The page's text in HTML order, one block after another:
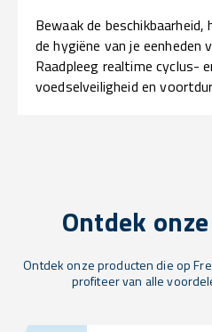
Bewaak de
de hygiëne van je
Raadpleeg realtime cyclus-
voedselveiligheid en
Ontdek
Ontdek onze producten die op
profiteer van alle